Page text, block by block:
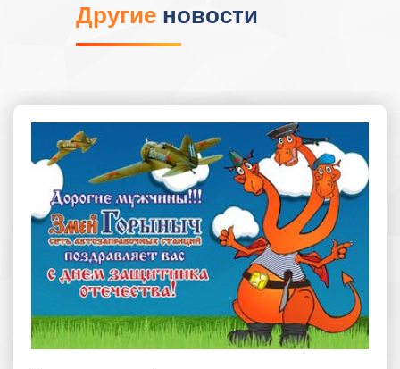
Другие новости